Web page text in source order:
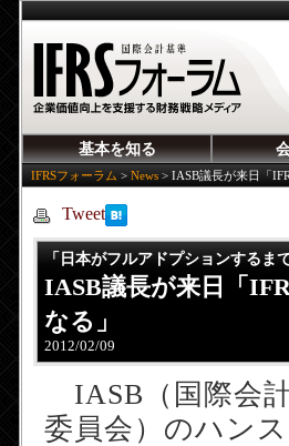
基本を知る
IFRSフォーラム > News > IASB議長が来日「
Tweet
「日本がフルアドプションするま
IASB議長が来日「
なる」
2012/02/09
IASB（国際会
委員会）のハン